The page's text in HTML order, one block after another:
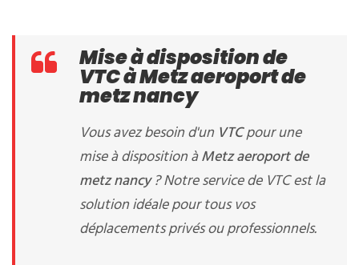
Mise à disposition de
VTC à Metz aeroport de
metz nancy
Vous avez besoin d'un VTCpour une
mise à disposition àMetz aeroport de
metz nancy? Notre service de VTC est la
solution idéale pour tous vos
déplacements privés ou professionnels.